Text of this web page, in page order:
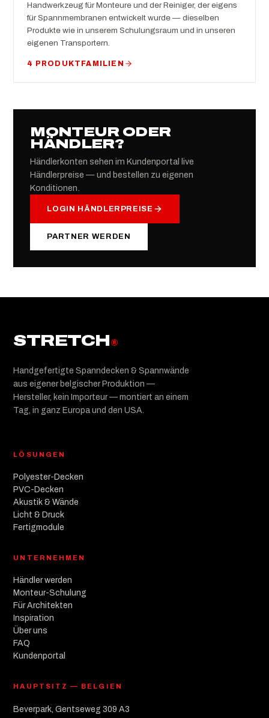
Handwerkzeug für Monteure und der Reiniger, der eigens
für Spannmembranen entwickelt wurde — dieselben
Produkte wie in unserem Schulungsraum und in unseren
eigenen Transportern.
4 PRODUKTFAMILIEN
MONTEUR ODER
HÄNDLER?
Händlerkonten sehen im Kundenportal live
Händlerpreise — und bestellen zu eigenen
Konditionen.
LOGIN HÄNDLERPREISE
PARTNER WERDEN
STRETCH®
Handgefertigte Spanndecken & Spannwände
aus eigener belgischer Produktion —
Hersteller, kein Importeur — montiert an einem
Tag, in ganz Europa und den USA.
LÖSUNGEN
Polyester-Decken
PVC-Decken
Akustik & Wände
Licht & Druck
Fertigmodule
UNTERNEHMEN
Händler werden
Monteur-Schulung
Für Architekten
Inspiration
Über uns
FAQ
Kundenportal
HAUPTSITZ — BELGIEN
Beverpark, Gentseweg 309 A3